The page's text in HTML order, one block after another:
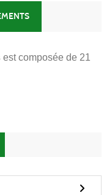
est composée de 21